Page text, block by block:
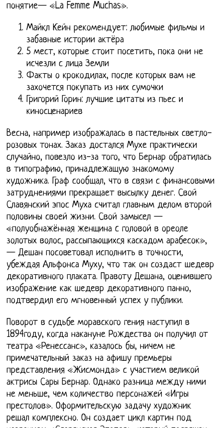
понятие— «La Femme Muchas».
Майкл Кейн рекомендует: любимые фильмы и
забавные истории актёра
5 мест, которые стоит посетить, пока они не
исчезли с лица Земли
Факты о крокодилах, после которых вам не
захочется покупать из них сумочки
Григорий Горин: лучшие цитаты из пьес и
киносценариев
Весна, например изображалась в пастельных светло-
розовых тонах. Заказ достался Мухе практически
случайно, повезло из-за того, что Бернар обратилась
в типографию, принадлежащую знакомому
художника. Граф сообщал, что в связи с финансовыми
затруднениями прекращает высылку денег. Свой
Славянский эпос Муха считал главным делом второй
половины своей жизни. Свой замысел —
«полуобнажённая женщина c головой в ореоле
золотых волос, рассыпающихся каскадом арабесок»,
— Дешан посоветовал исполнить в точности,
убеждая Альфонса Муху, что так он создаст шедевр
декоративного плаката. Правоту Дешана, оценившего
изображение как шедевр декоративного панно,
подтвердил его мгновенный успех у публики.
Поворот в судьбе моравского гения наступил в
1894году, когда накануне Рождества он получил от
театра «Ренессанс», казалось бы, ничем не
примечательный заказ на афишу премьеры
представления «Жисмонда» с участием великой
актрисы Сары Бернар. Однако разница между ними
не меньше, чем количество персонажей «Игры
престолов». Оформительскую задачу художник
решал комплексно. Он создает цикл картин под